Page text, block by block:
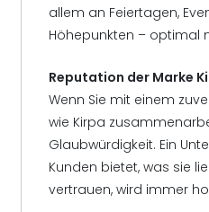
allem an Feiertagen,
Höhepunkten – optimal
Reputation der Marke
Wenn Sie mit einem
wie Kirpa
Glaubwürdigkeit. Ein
Kunden bietet, was sie
vertrauen, wird immer